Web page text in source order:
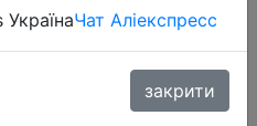
Чат Аліекспресс
закрити